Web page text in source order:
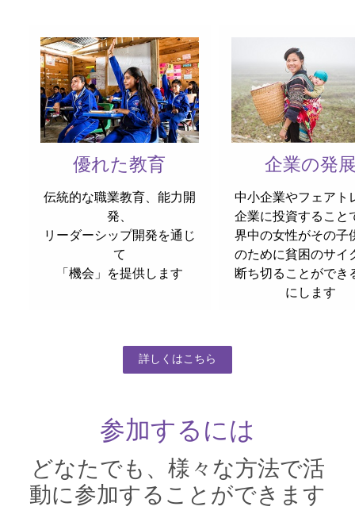
優れた教育
伝統的な職業教育、能力開
発、
リーダーシップ開発を通じ
て
「機会」を提供します
企業の発
中小企業やフェアト
企業に投資すること
界中の女性がその子
のために貧困のサイ
断ち切ることができ
にします
詳しくはこちら
参加するには
どなたでも、様々な方法で活
動に参加することができます